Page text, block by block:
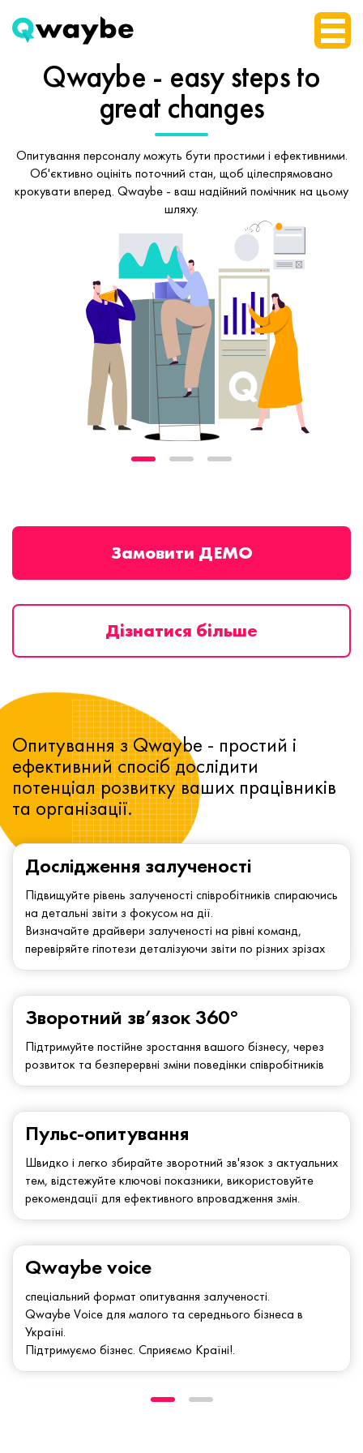
Qwaybe - easy stepsto
great changes
Опитування персоналу можуть бути простими і ефективними.
Об'єктивно оцініть поточний стан, щоб цілеспрямовано
крокувати вперед. Qwaybe - ваш надійний помічник на цьому
шляху.
Замовити ДЕМО
Дізнатися більше
Дослідження залученості
Підвищуйте рівень залученості співробітників спираючись
на детальні звіти з фокусом на дії.
Визначайте драйвери залученості на рівні команд,
перевіряйте гіпотези деталізуючи звіти по різних зрізах
Зворотний зв’язок 360°
Підтримуйте постійне зростання вашого бізнесу, через
розвиток та безперервні зміни поведінки співробітників
Опитування з Qwaybe - простий і
ефективний спосіб дослідити
потенціал розвитку ваших працівників
та організації.
Qwaybe voice
спеціальний формат опитування залученості.
Qwaybe Voice для малого та середнього бізнеса в
Україні.
Підтримуємо бізнес. Сприяємо Країні!.
Пульс-опитування
Швидко і легко збирайте зворотний зв'язок з актуальних
тем, відстежуйте ключові показники, використовуйте
рекомендації для ефективного впровадження змін.